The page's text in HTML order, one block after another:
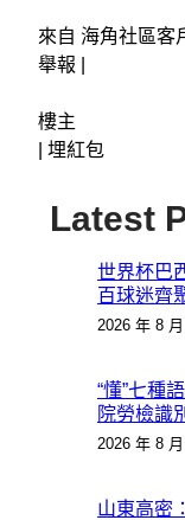
來自 海角社區客
舉報 |
樓主
埋紅包
Latest
世界杯巴
百球迷齊
2026 年 8
“懂”七種
院勞檢識
2026 年 8
山東高密